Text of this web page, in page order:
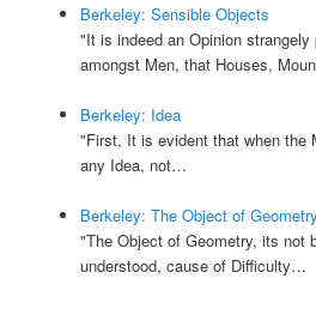
Berkeley: Sensible Objects
"It is indeed an Opinion strangely
amongst Men, that Houses,
Berkeley: Idea
"First, It is evident that when the
any Idea, not…
Berkeley: The Object of Geometry
"The Object of Geometry, its not
understood, cause of Difficulty…